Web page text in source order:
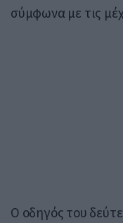
σύμφωνα με τις
Ο οδηγός του